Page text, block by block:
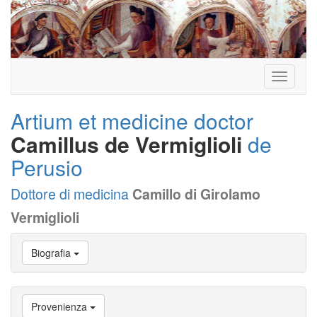
Toggle
Artium et medicine doctor
Camillus de Vermiglioli de
Perusio
Dottore di medicina Camillo di Girolamo
Vermiglioli
Vai
Biografia
Provenienza
Biografia
Provenienza